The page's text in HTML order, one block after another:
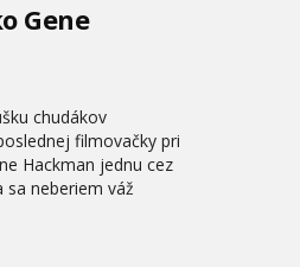
Gene
chudákov
filmovačky pri
Hackman jednu cez
sa neberiem váž